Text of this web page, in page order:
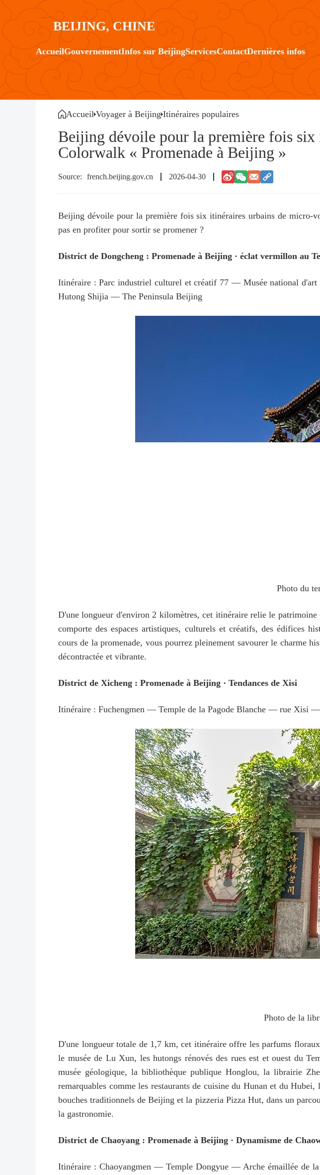
BEIJING, CHINE
AccueilGouvernementInfos sur BeijingServicesContactDernières infos
Accueil Voyager à Beijing Itinéraires populaires
Beijing dévoile pour la première fois
Colorwalk « Promenade à Beijing »
french.beijing.gov.cn 2026-04-30
Beijing dévoile pour la première fois six itinéraires urbains de micro-
pas en profiter pour sortir se promener ?
District de Dongcheng : Promenade à Beijing · éclat vermillon au
Itinéraire : Parc industriel culturel et créatif 77 — Musée national
Hutong Shijia — The Peninsula Beijing
Photo du
D'une longueur d'environ 2 kilomètres, cet itinéraire relie le
comporte des espaces artistiques, culturels et créatifs, des édifices
cours de la promenade, vous pourrez pleinement savourer le charme
décontractée et vibrante.
District de Xicheng : Promenade à Beijing · Tendances de Xisi
Itinéraire : Fuchengmen — Temple de la Pagode Blanche — rue Xisi
Photo de la
D'une longueur totale de 1,7 km, cet itinéraire offre les parfums
le musée de Lu Xun, les hutongs rénovés des rues est et ouest du
musée géologique, la bibliothèque publique Honglou, la librairie
remarquables comme les restaurants de cuisine du Hunan et du
bouches traditionnels de Beijing et la pizzeria Pizza Hut, dans un
la gastronomie.
District de Chaoyang : Promenade à Beijing · Dynamisme de
Itinéraire : Chaoyangmen — Temple Dongyue — Arche émaillée de